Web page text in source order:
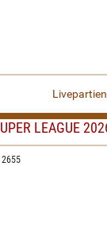
Livepartien
LEAGUE